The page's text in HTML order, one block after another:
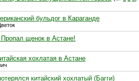
бульдог в Караганде
щенок в Астане!
хохлатая в Астане
китайский хохлатый (Багги)